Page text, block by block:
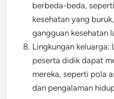
berbeda-beda,
kesehatan yang
gangguan kesehatan
Lingkungan keluarga:
peserta didik dapat
mereka, seperti pola
dan pengalaman